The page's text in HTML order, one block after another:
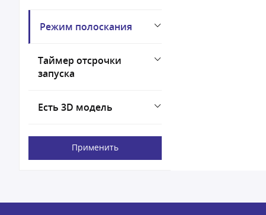
Режим полоскания
Таймер отсрочки
запуска
Есть 3D модель
Применить